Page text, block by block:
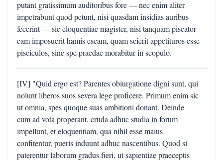
putant gratissimum auditoribus fore — nec enim aliter
impetrabunt quod petunt, nisi quasdam insidias auribus
fecerint — sic eloquentiae magister, nisi tanquam piscator
eam imposuerit hamis escam, quam scierit appetituros esse
pisciculos, sine spe praedae morabitur in scopulo.
[IV] "Quid ergo est? Parentes obiurgatione digni sunt, qui
nolunt liberos suos severa lege proficere. Primum enim sic
ut omnia, spes quoque suas ambitioni donant. Deinde
cum ad vota properant, cruda adhuc studia in forum
impellunt, et eloquentiam, qua nihil esse maius
confitentur, pueris induunt adhuc nascentibus. Quod si
paterentur laborum gradus fieri, ut sapientiae praeceptis